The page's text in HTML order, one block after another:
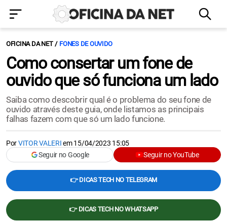
OFICINA DA NET FONES DE OUVIDO
Como consertar um fone de
ouvido que só funciona um lado
Saiba como descobrir qual é o problema do seu fone de
ouvido através deste guia, onde listamos as principais
falhas fazem com que só um lado funcione.
PorVITOR VALERIem15/04/2023 15:05
Seguir no Google
Seguir no YouTube
👉 DICAS TECH NO TELEGRAM
👉 DICAS TECH NO WHATSAPP